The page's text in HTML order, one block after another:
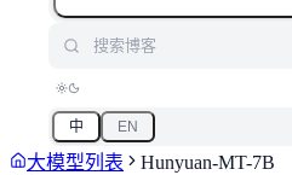
中 EN
大模型列表
Hunyuan-MT-7B